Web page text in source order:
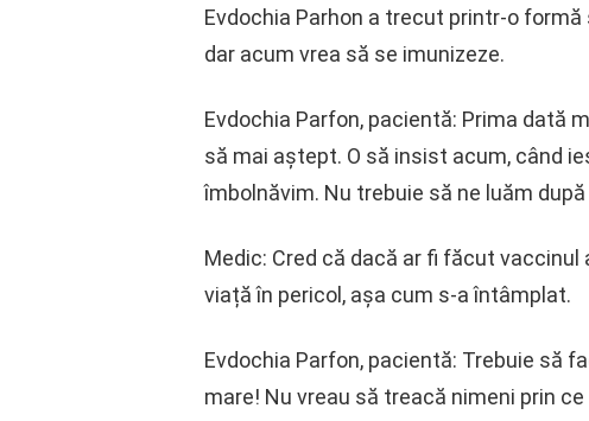
Evdochia Parhon a trecut printr-o
dar acum vrea să se imunizeze.
Evdochia Parfon, pacientă: Prima dată
să mai aștept. O să insist acum, când
îmbolnăvim. Nu trebuie să ne luăm
Medic: Cred că dacă ar fi făcut
viață în pericol, așa cum s-a întâmplat.
Evdochia Parfon, pacientă: Trebuie să
mare! Nu vreau să treacă nimeni prin